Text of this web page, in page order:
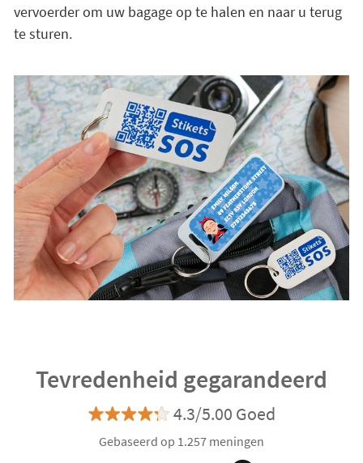
vervoerder om uw bagage op te halen en naar u terug
te sturen.
Tevredenheid gegarandeerd
4.3/5.00 Goed
Gebaseerd op 1.257 meningen